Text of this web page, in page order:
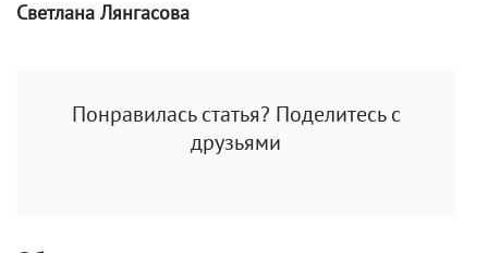
Светлана Лянгасова
Понравилась статья? Поделитесь с
друзьями